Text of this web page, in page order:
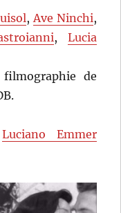
,Ave Ninchi,
, Lucia
de
Luciano Emmer